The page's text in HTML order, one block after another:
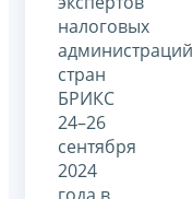
налоговых
администраций
стран
БРИКС
24–26
сентября
2024
года в